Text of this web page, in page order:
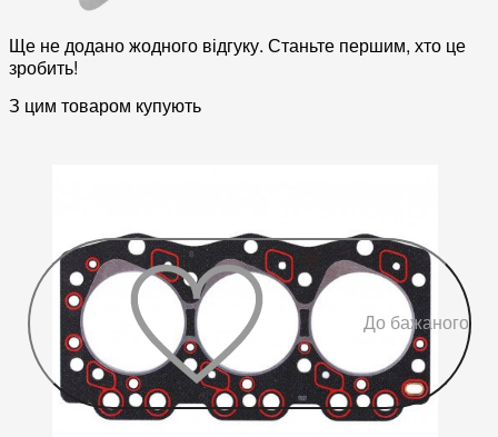
Ще не додано жодного відгуку. Станьте першим, хто це
зробить!
З цим товаром купують
До бажаного